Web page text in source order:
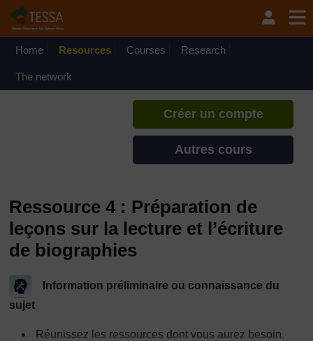
Home Resources Courses Research
The network
Si vous créez un compte, vous
pouvez établir un profil
Créer un compte
Autres cours
Ressource 4 : Préparation de
leçons sur la lecture et l’écriture
de biographies
Information préliminaire ou connaissance du
sujet
Réunissez les ressources dont vous aurez besoin.